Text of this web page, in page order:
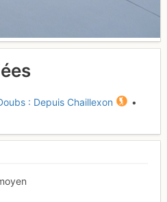
: Depuis Chaillexon
•